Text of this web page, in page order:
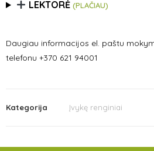
LEKTORĖ(PLAČIAU)
Daugiau informacijos el. paštu
telefonu +370 621 94001
Kategorija Įvykę renginiai